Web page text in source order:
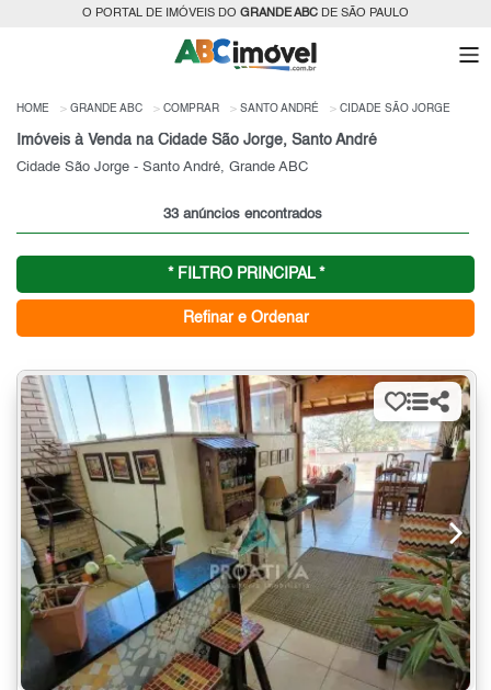
O PORTAL DE IMÓVEIS DO GRANDE ABC DE SÃO PAULO
HOME GRANDE ABC COMPRAR SANTO ANDRÉ CIDADE SÃO JORGE
Imóveis à Venda na Cidade São Jorge, Santo André
Cidade São Jorge - Santo André, Grande ABC
33 anúncios encontrados
* FILTRO PRINCIPAL *
Refinar e Ordenar